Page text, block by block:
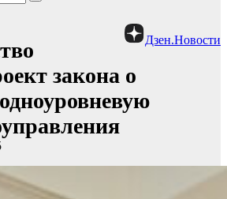
Дзен.Новости
закона о